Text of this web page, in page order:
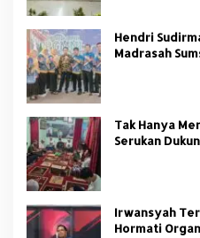
Hendri
Madrasah
Tak Hanya
Serukan
Irwansyah
Hormati